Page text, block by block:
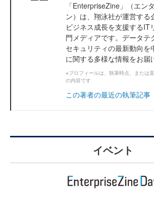
「EnterpriseZine」（エン
ン）は、翔泳社が運営する
ビジネス成長を支援するIT
門メディアです。データテ
セキュリティの最新動向を
に関する多様な情報をお届
※プロフィールは、執筆時点、または
の内容です
この著者の最近の執筆記事
イベント